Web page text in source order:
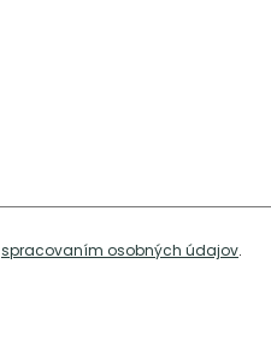
spracovaním osobných údajov.